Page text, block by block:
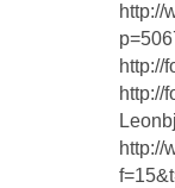
http://
http://
http://
http://